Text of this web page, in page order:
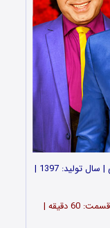
، خانوادگی | سال تولید: 1397 |
تعداد قسمت ها: 15 اپیزود | مدت زمان هر قسمت: 60 دقیقه |